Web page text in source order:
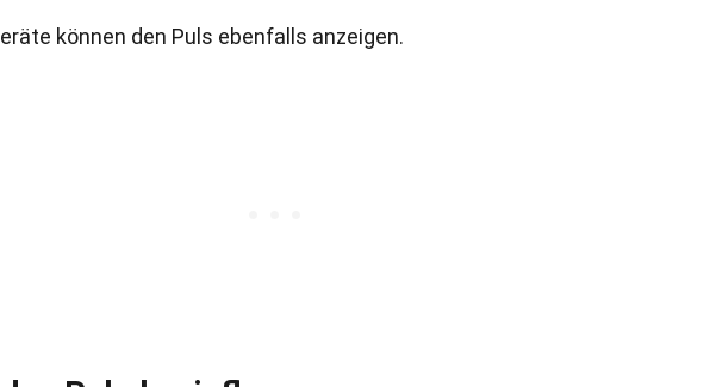
können den Puls ebenfalls anzeigen.